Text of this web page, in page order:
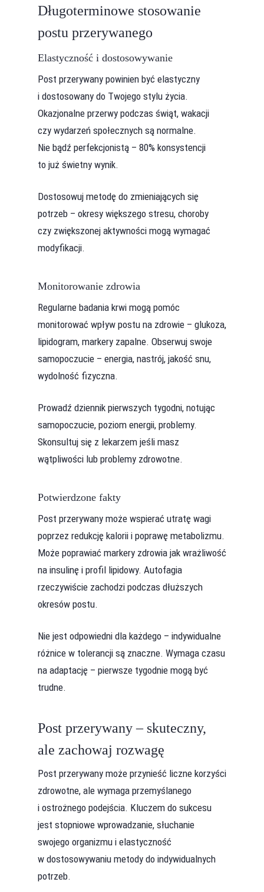
Długoterminowe stosowanie
postu przerywanego
Elastyczność i dostosowywanie
Post przerywany powinien być elastyczny
i dostosowany do Twojego stylu życia.
Okazjonalne przerwy podczas świąt, wakacji
czy wydarzeń społecznych są normalne.
Nie bądź perfekcjonistą – 80% konsystencji
to już świetny wynik.
Dostosowuj metodę do zmieniających się
potrzeb – okresy większego stresu, choroby
czy zwiększonej aktywności mogą wymagać
modyfikacji.
Monitorowanie zdrowia
Regularne badania krwi mogą pomóc
monitorować wpływ postu na zdrowie – glukoza,
lipidogram, markery zapalne. Obserwuj swoje
samopoczucie – energia, nastrój, jakość snu,
wydolność fizyczna.
Prowadź dziennik pierwszych tygodni, notując
samopoczucie, poziom energii, problemy.
Skonsultuj się z lekarzem jeśli masz
wątpliwości lub problemy zdrowotne.
Potwierdzone fakty
Post przerywany może wspierać utratę wagi
poprzez redukcję kalorii i poprawę metabolizmu.
Może poprawiać markery zdrowia jak wrażliwość
na insulinę i profil lipidowy. Autofagia
rzeczywiście zachodzi podczas dłuższych
okresów postu.
Nie jest odpowiedni dla każdego – indywidualne
różnice w tolerancji są znaczne. Wymaga czasu
na adaptację – pierwsze tygodnie mogą być
trudne.
Post przerywany – skuteczny,
ale zachowaj rozwagę
Post przerywany może przynieść liczne korzyści
zdrowotne, ale wymaga przemyślanego
i ostrożnego podejścia. Kluczem do sukcesu
jest stopniowe wprowadzanie, słuchanie
swojego organizmu i elastyczność
w dostosowywaniu metody do indywidualnych
potrzeb.